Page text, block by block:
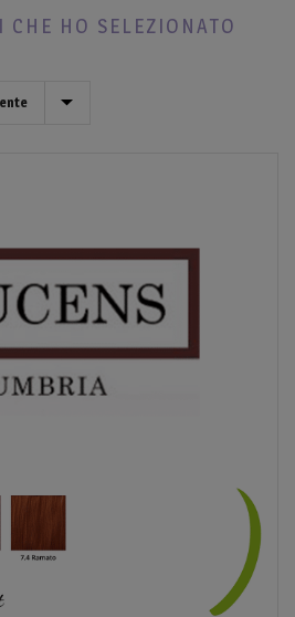
CHE HO SELEZIONATO